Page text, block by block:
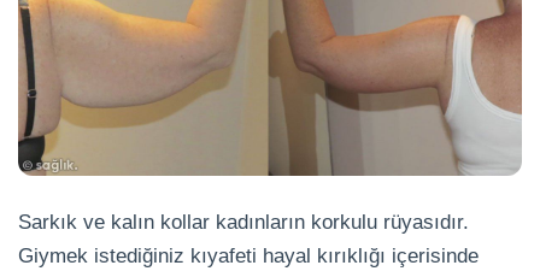
Sarkık ve kalın kollar kadınların korkulu rüyasıdır.
Giymek istediğiniz kıyafeti hayal kırıklığı içerisinde